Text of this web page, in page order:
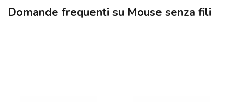
Domande frequenti su Mouse senza fili